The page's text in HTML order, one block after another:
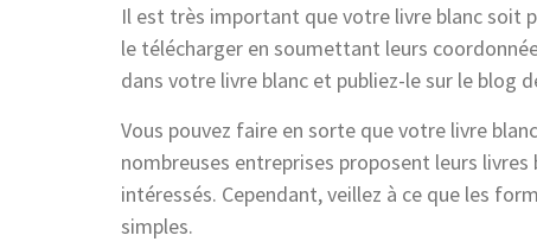
Il est très important que votre livre blanc soit
le télécharger en soumettant leurs
dans votre livre blanc et publiez-le sur le blog
Vous pouvez faire en sorte que votre livre
nombreuses entreprises proposent leurs
intéressés. Cependant, veillez à ce que les
simples.